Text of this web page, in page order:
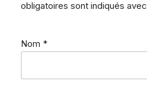
obligatoires sont indiqués avec
Nom *